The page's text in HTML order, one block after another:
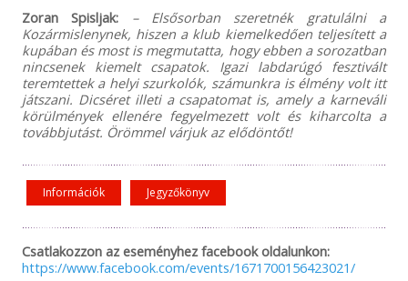
Zoran Spisljak:
– Elsősorban szeretnék gratulálni a
Kozármislenynek, hiszen a klub kiemelkedően teljesített a
kupában és most is megmutatta, hogy ebben a sorozatban
nincsenek kiemelt csapatok. Igazi labdarúgó fesztivált
teremtettek a helyi szurkolók, számunkra is élmény volt itt
játszani. Dicséret illeti a csapatomat is, amely a karneváli
körülmények ellenére fegyelmezett volt és kiharcolta a
továbbjutást. Örömmel várjuk az elődöntőt!
Információk Jegyzőkönyv
Csatlakozzon az eseményhez facebook oldalunkon:
https://www.facebook.com/events/1671700156423021/